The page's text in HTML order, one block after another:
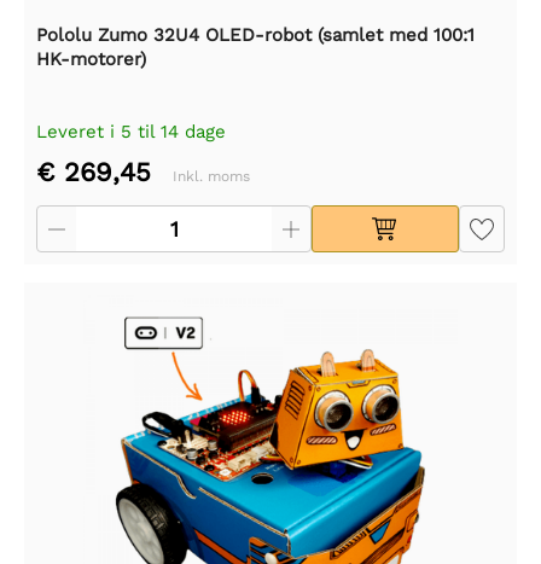
Pololu Zumo 32U4 OLED-robot (samlet med 100:1
HK-motorer)
Leveret i 5 til 14 dage
€ 269,45 Inkl. moms